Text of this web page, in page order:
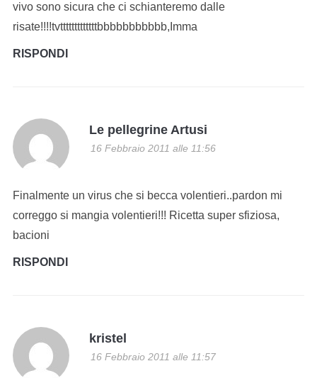
vivo sono sicura che ci schianteremo dalle
risate!!!!tvtttttttttttttbbbbbbbbbbb,Imma
RISPONDI
Le pellegrine Artusi
16 Febbraio 2011 alle 11:56
Finalmente un virus che si becca volentieri..pardon mi
correggo si mangia volentieri!!! Ricetta super sfiziosa,
bacioni
RISPONDI
kristel
16 Febbraio 2011 alle 11:57